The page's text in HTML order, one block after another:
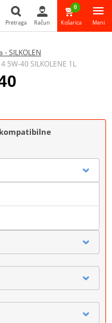
Pretraga Račun
0
Košarica Meni
- SILKOLEN
5W-40 SILKOLENE 1L